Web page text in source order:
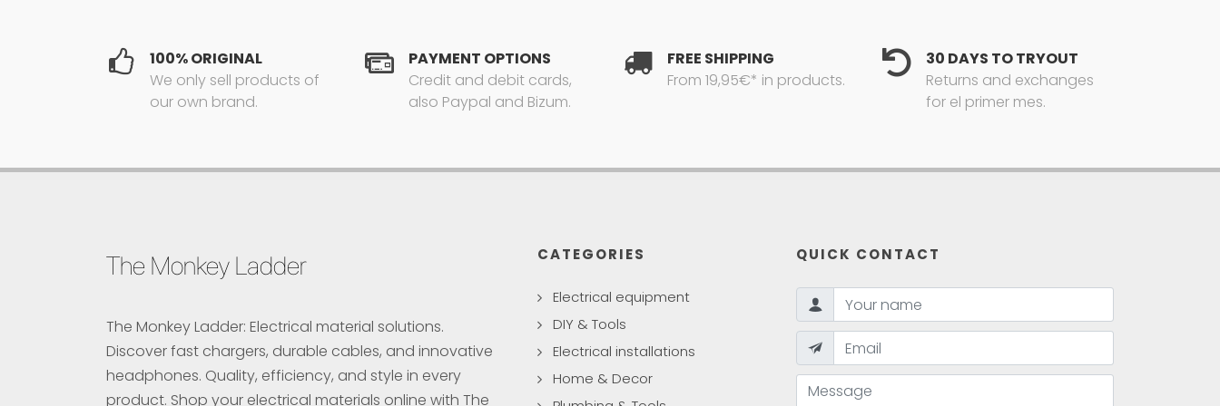
100% ORIGINAL
We only sell products of
our own brand.
PAYMENT OPTIONS
Credit and debit cards,
also Paypal and Bizum.
FREE SHIPPING
From 19,95€* in products.
30 DAYS TO TRYOUT
Returns and exchanges
for el primer mes.
The Monkey Ladder
The Monkey Ladder: Electrical material solutions.
Discover fast chargers, durable cables, and innovative
headphones. Quality, efficiency, and style in every
product. Shop your electrical materials online with The
CATEGORIES
Electrical equipment
DIY & Tools
Electrical installations
Home & Decor
QUICK CONTACT